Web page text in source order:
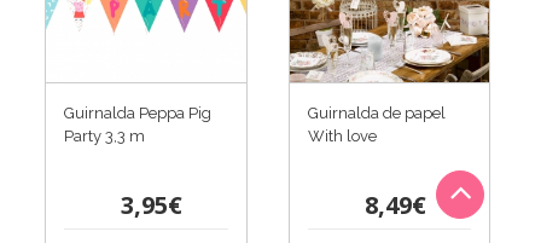
Guirnalda Peppa Pig
Party 3,3 m
3,95€
Guirnalda de papel
With love
8,49€